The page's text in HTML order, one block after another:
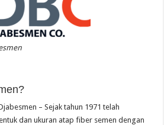
– Sejak tahun 1971 telah
dan ukuran atap fiber semen dengan